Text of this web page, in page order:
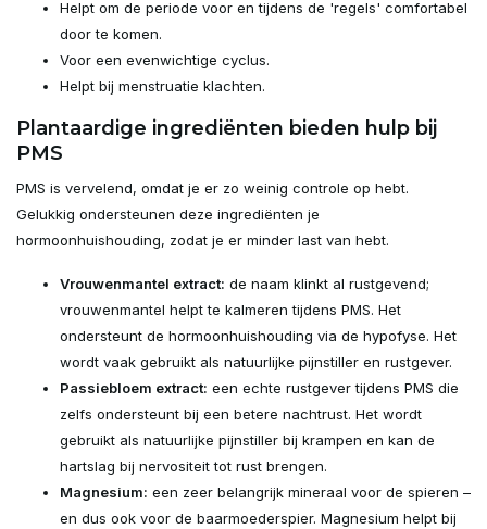
Helpt om de periode voor en tijdens de 'regels' comfortabel
door te komen.
Voor een evenwichtige cyclus.
Helpt bij menstruatie klachten.
Plantaardige ingrediënten bieden hulp bij
PMS
PMS is vervelend, omdat je er zo weinig controle op hebt.
Gelukkig ondersteunen deze ingrediënten je
hormoonhuishouding, zodat je er minder last van hebt.
Vrouwenmantel extract: de naam klinkt al rustgevend;
vrouwenmantel helpt te kalmeren tijdens PMS. Het
ondersteunt de hormoonhuishouding via de hypofyse. Het
wordt vaak gebruikt als natuurlijke pijnstiller en rustgever.
Passiebloem extract: een echte rustgever tijdens PMS die
zelfs ondersteunt bij een betere nachtrust. Het wordt
gebruikt als natuurlijke pijnstiller bij krampen en kan de
hartslag bij nervositeit tot rust brengen.
Magnesium: een zeer belangrijk mineraal voor de spieren –
en dus ook voor de baarmoederspier. Magnesium helpt bij